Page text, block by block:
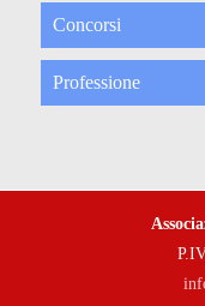
Concorsi
Professione